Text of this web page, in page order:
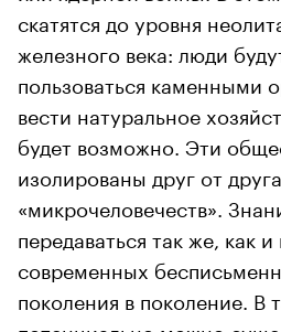
скатятся до уровня
железного века: люди
пользоваться каменными
вести натуральное
будет возможно. Эти
изолированы друг от
«микрочеловечеств».
передаваться так же, как
современных
поколения в поколение. В